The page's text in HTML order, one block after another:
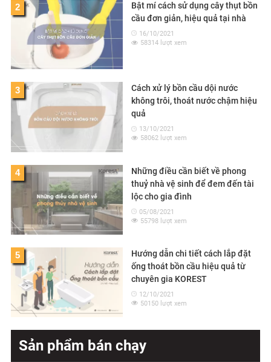
2
Bật mí cách sử dụng cây thụt bồn
cầu đơn giản, hiệu quả tại nhà
16/10/2021
58314 lượt xem
3
Cách xử lý bồn cầu dội nước
không trôi, thoát nước chậm hiệu
quả
13/10/2021
58062 lượt xem
4
Những điều cần biết về phong
thuỷ nhà vệ sinh để đem đến tài
lộc cho gia đình
05/08/2021
55798 lượt xem
5
Hướng dẫn chi tiết cách lắp đặt
ống thoát bồn cầu hiệu quả từ
chuyên gia KOREST
12/10/2021
50150 lượt xem
Sản phẩm bán chạy